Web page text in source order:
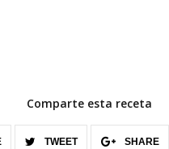
Comparte esta receta
TWEET SHARE